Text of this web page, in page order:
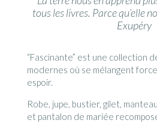
tous les livres. Parce qu’elle
Exupéry
“Fascinante” est une collection
modernes où se mélangent
espoir.
Robe, jupe, bustier, gilet,
et pantalon de mariée